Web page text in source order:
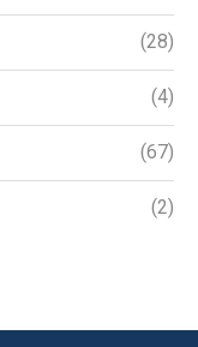
(28)
(4)
(67)
(2)